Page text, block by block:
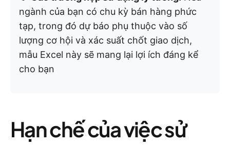
ngành của bạn có chu kỳ bán hàng phức
tạp, trong đó dự báo phụ thuộc vào số
lượng cơ hội và xác suất chốt giao dịch,
mẫu Excel này sẽ mang lại lợi ích đáng kể
cho bạn
Hạn chế của việc sử